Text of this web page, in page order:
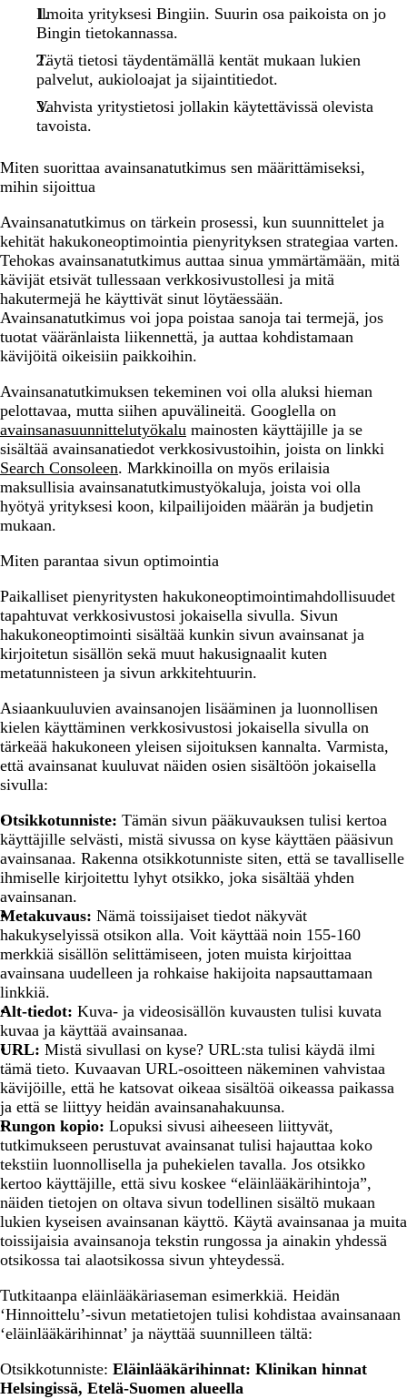
Ilmoita yrityksesi Bingiin. Suurin osa paikoista on jo
Bingin tietokannassa.
Täytä tietosi täydentämällä kentät mukaan lukien
palvelut, aukioloajat ja sijaintitiedot.
Vahvista yritystietosi jollakin käytettävissä olevista
tavoista.
Miten suorittaa avainsanatutkimus sen määrittämiseksi,
mihin sijoittua
Avainsanatutkimus on tärkein prosessi, kun suunnittelet ja
kehität hakukoneoptimointia pienyrityksen strategiaa varten.
Tehokas avainsanatutkimus auttaa sinua ymmärtämään, mitä
kävijät etsivät tullessaan verkkosivustollesi ja mitä
hakutermejä he käyttivät sinut löytäessään.
Avainsanatutkimus voi jopa poistaa sanoja tai termejä, jos
tuotat vääränlaista liikennettä, ja auttaa kohdistamaan
kävijöitä oikeisiin paikkoihin.
Avainsanatutkimuksen tekeminen voi olla aluksi hieman
pelottavaa, mutta siihen apuvälineitä. Googlella on
avainsanasuunnittelutyökalu mainosten käyttäjille ja se
sisältää avainsanatiedot verkkosivustoihin, joista on linkki
Search Consoleen. Markkinoilla on myös erilaisia ​
maksullisia avainsanatutkimustyökaluja, joista voi olla
hyötyä yrityksesi koon, kilpailijoiden määrän ja budjetin
mukaan.
Miten parantaa sivun optimointia
Paikalliset pienyritysten hakukoneoptimointimahdollisuudet
tapahtuvat verkkosivustosi jokaisella sivulla. Sivun
hakukoneoptimointi sisältää kunkin sivun avainsanat ja
kirjoitetun sisällön sekä muut hakusignaalit kuten
metatunnisteen ja sivun arkkitehtuurin.
Asiaankuuluvien avainsanojen lisääminen ja luonnollisen
kielen käyttäminen verkkosivustosi jokaisella sivulla on
tärkeää hakukoneen yleisen sijoituksen kannalta. Varmista,
että avainsanat kuuluvat näiden osien sisältöön jokaisella
sivulla:
Otsikkotunniste: Tämän sivun pääkuvauksen tulisi kertoa
käyttäjille selvästi, mistä sivussa on kyse käyttäen pääsivun
avainsanaa. Rakenna otsikkotunniste siten, että se tavalliselle
ihmiselle kirjoitettu lyhyt otsikko, joka sisältää yhden
avainsanan.
Metakuvaus: Nämä toissijaiset tiedot näkyvät
hakukyselyissä otsikon alla. Voit käyttää noin 155-160
merkkiä sisällön selittämiseen, joten muista kirjoittaa
avainsana uudelleen ja rohkaise hakijoita napsauttamaan
linkkiä.
Alt-tiedot: Kuva- ja videosisällön kuvausten tulisi kuvata
kuvaa ja käyttää avainsanaa.
URL: Mistä sivullasi on kyse? URL:sta tulisi käydä ilmi
tämä tieto. Kuvaavan URL-osoitteen näkeminen vahvistaa
kävijöille, että he katsovat oikeaa sisältöä oikeassa paikassa
ja että se liittyy heidän avainsanahakuunsa.
Rungon kopio: Lopuksi sivusi aiheeseen liittyvät,
tutkimukseen perustuvat avainsanat tulisi hajauttaa koko
tekstiin luonnollisella ja puhekielen tavalla. Jos otsikko
kertoo käyttäjille, että sivu koskee “eläinlääkärihintoja”,
näiden tietojen on oltava sivun todellinen sisältö mukaan
lukien kyseisen avainsanan käyttö. Käytä avainsanaa ja muita
toissijaisia avainsanoja tekstin rungossa ja ainakin yhdessä
otsikossa tai alaotsikossa sivun yhteydessä.
Tutkitaanpa eläinlääkäriaseman esimerkkiä. Heidän
‘Hinnoittelu’-sivun metatietojen tulisi kohdistaa avainsanaan
‘eläinlääkärihinnat’ ja näyttää suunnilleen tältä:
Otsikkotunniste: Eläinlääkärihinnat: Klinikan hinnat
Helsingissä, Etelä-Suomen alueella